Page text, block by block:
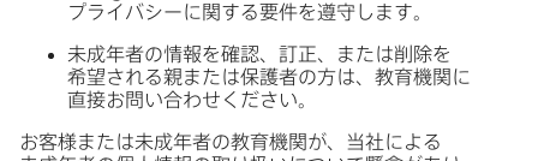
プライバシーに​関する​要件を​遵守します。
未成年者の​情報を​確認、​訂正、​または​削除を​
希望される​親または​保護者の​方は、​教育機関に​
直接お問い​合わせください。
お客様または​未成年者の​教育機関が、​当社に​よる​